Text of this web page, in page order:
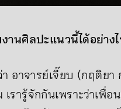
านศิลปะแนวนี้ได้อย่าง
อาจารย์เจี๊ยบ (กฤติ
ารู้จักกันเพราะว่าเพื่อ